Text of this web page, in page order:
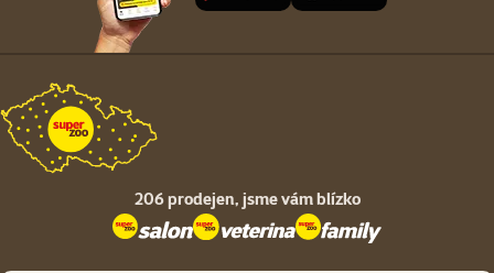
206 prodejen, jsme vám blízko